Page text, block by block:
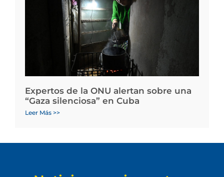
Expertos de la ONU alertan sobre una
“Gaza silenciosa” en Cuba
Leer Más >>